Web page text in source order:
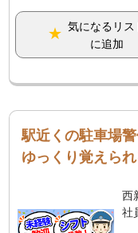
気になるリス
に追加
駅近くの駐車場
ゆっくり覚えら
西
社